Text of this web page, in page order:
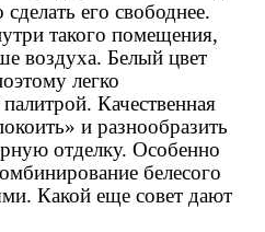
его свободнее.
такого помещения,
воздуха. Белый цвет
легко
Качественная
и разнообразить
отделку. Особенно
белесого
Какой еще совет дают